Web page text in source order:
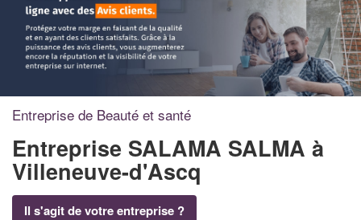
Entreprise de Beauté et santé
Entreprise SALAMA SALMA à
Villeneuve-d'Ascq
Il s'agit de votre entreprise ?